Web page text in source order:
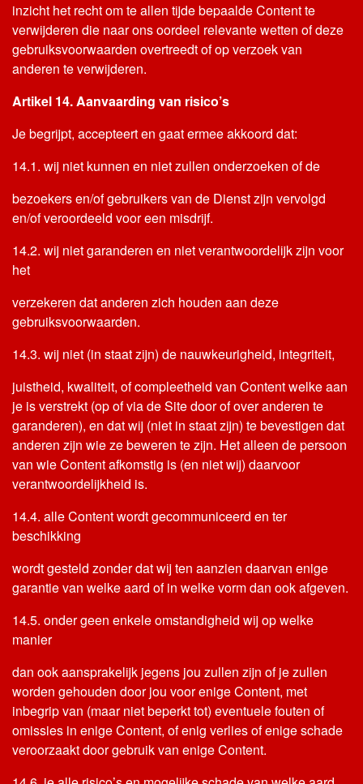
inzicht het recht om te allen tijde bepaalde Content te
verwijderen die naar ons oordeel relevante wetten of deze
gebruiksvoorwaarden overtreedt of op verzoek van
anderen te verwijderen.
Artikel 14. Aanvaarding van risico’s
Je begrijpt, accepteert en gaat ermee akkoord dat:
14.1. wij niet kunnen en niet zullen onderzoeken of de
bezoekers en/of gebruikers van de Dienst zijn vervolgd
en/of veroordeeld voor een misdrijf.
14.2. wij niet garanderen en niet verantwoordelijk zijn voor
het
verzekeren dat anderen zich houden aan deze
gebruiksvoorwaarden.
14.3. wij niet (in staat zijn) de nauwkeurigheid, integriteit,
juistheid, kwaliteit, of compleetheid van Content welke aan
je is verstrekt (op of via de Site door of over anderen te
garanderen), en dat wij (niet in staat zijn) te bevestigen dat
anderen zijn wie ze beweren te zijn. Het alleen de persoon
van wie Content afkomstig is (en niet wij) daarvoor
verantwoordelijkheid is.
14.4. alle Content wordt gecommuniceerd en ter
beschikking
wordt gesteld zonder dat wij ten aanzien daarvan enige
garantie van welke aard of in welke vorm dan ook afgeven.
14.5. onder geen enkele omstandigheid wij op welke
manier
dan ook aansprakelijk jegens jou zullen zijn of je zullen
worden gehouden door jou voor enige Content, met
inbegrip van (maar niet beperkt tot) eventuele fouten of
omissies in enige Content, of enig verlies of enige schade
veroorzaakt door gebruik van enige Content.